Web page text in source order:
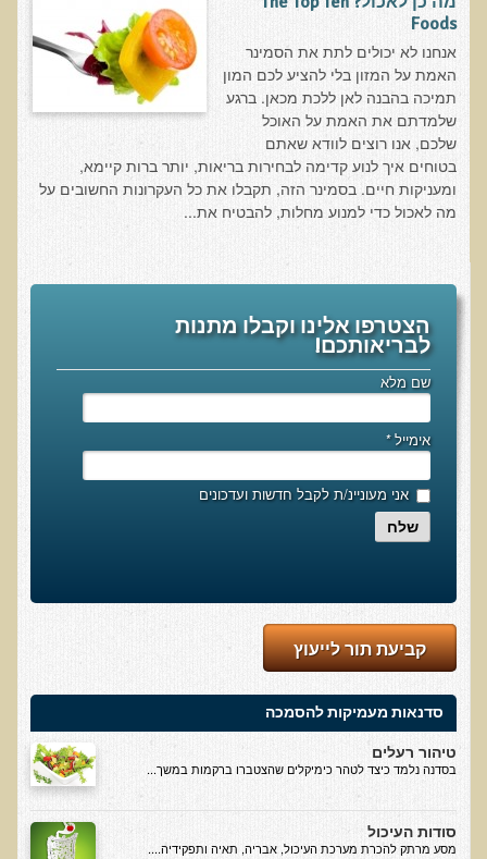
חקר יוחסין חוצה דורות MTTG
דיטוקסיפיקציה של הנפש EMDR
EMDR BSP MTTG
הארגון הישראלי לרפואת שיניים פונקציונאלית
תסמונת הנוירון הוקסי
מחקרים וספרות מדעית
רפואת שיניים ללא כספית ואמלגם
צור קשר
הסמכה
טיהור רעלים
שאלות ותשובות מסדנת טיהור רעלים
רכישת סדנת טיהור רעלים
שאלות ותשובות מסדנת סודות העיכול
רכישת סדנת סודות העיכול
חיים ארוכים ובריאים
רכישת סדנת חיים ארוכים ובריאים
שאלות ותשובות מסדנת חיים ארוכים ובריאים
רכישת סדנת פליאו-אנתרופולוגיה ותזונת האדם
Foods
אנחנו לא יכולים לתת את הסמינר
האמת על המזון בלי להציע לכם המון
תמיכה בהבנה לאן ללכת מכאן. ברגע
שלמדתם את האמת על האוכל
שלכם, אנו רוצים לוודא שאתם
בטוחים איך לנוע קדימה לבחירות בריאות, יותר ברות קיימא,
ומעניקות חיים. בסמינר הזה, תקבלו את כל העקרונות החשובים על
מה לאכול כדי למנוע מחלות, להבטיח את...
הצטרפו אלינו וקבלו מתנות
לבריאותכם!
שם מלא
אימייל*
אני מעוניינ/ת לקבל חדשות ועדכונים
שלח
קביעת תור לייעוץ
סדנאות מעמיקות להסמכה
טיהור רעלים
בסדנה נלמד כיצד לטהר כימיקלים שהצטברו ברקמות במשך...
סודות העיכול
מסע מרתק להכרת מערכת העיכול, אבריה, תאיה ותפקידיה....